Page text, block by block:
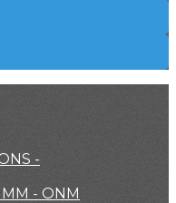
-
- ONM